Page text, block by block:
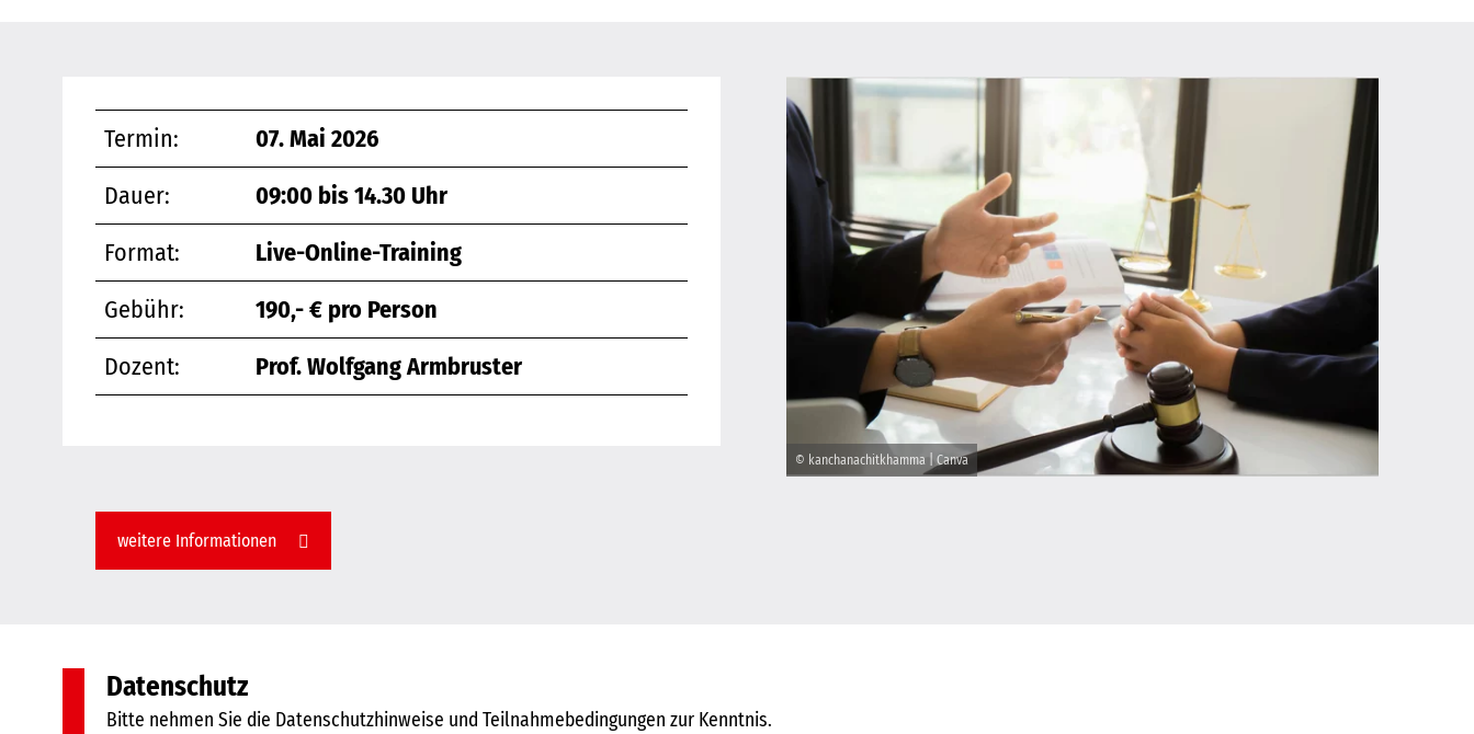
Termin:
07. Mai 2026
Dauer:
09:00 bis 14.30 Uhr
Format:
Live-Online-Training
Gebühr:
190,- € pro Person
Dozent:
Prof. Wolfgang Armbruster
weitere Informationen
© kanchanachitkhamma | Canva
Datenschutz
Bitte nehmen Sie die Datenschutzhinweise und Teilnahmebedingungen zur Kenntnis.